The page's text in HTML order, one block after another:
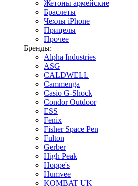
Жетоны армейские
Браслеты
Чехлы iPhone
Прицелы
Прочее
Бренды:
Alpha Industries
ASG
CALDWELL
Cammenga
Casio G-Shock
Condor Outdoor
ESS
Fenix
Fisher Space Pen
Fulton
Gerber
High Peak
Hoppe's
Humvee
KOMBAT UK